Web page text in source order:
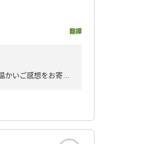
ではの魅力として大
なるよう、心を込
用くださいませ。
翻譯
いご感想をお寄せ